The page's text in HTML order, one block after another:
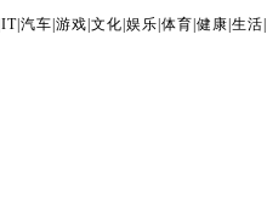
IT| 汽车 游戏 文化 娱乐 体育 健康 生活